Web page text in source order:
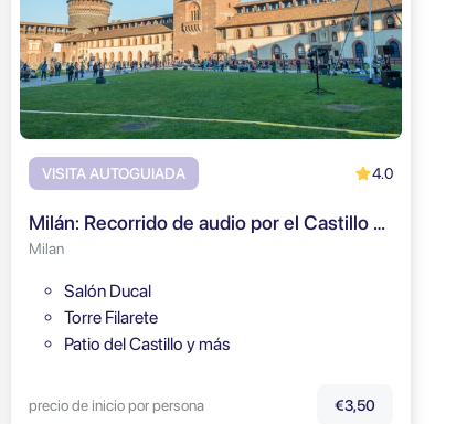
VISITA AUTOGUIADA 4.0
Milán: Recorrido de audio por el Castillo Sforza
Milan
Salón Ducal
Torre Filarete
Patio del Castillo y más
precio de inicio por persona €3,50